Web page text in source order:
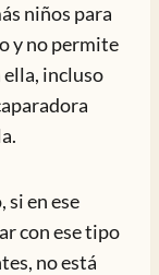
niños para
y no permite
ella, incluso
si en ese
con ese tipo
no está